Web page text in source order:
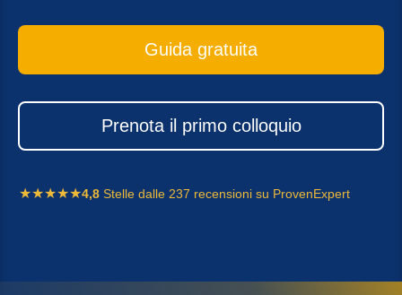
Guida gratuita
Prenota il primo colloquio
4,8 Stelle dalle 237 recensioni su ProvenExpert